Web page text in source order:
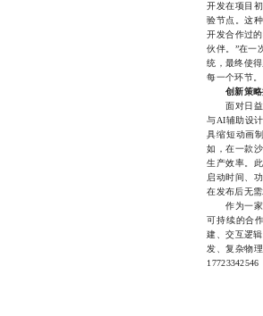
开发在项目
验节点。这
开发合作过
伙伴。”在一
统，最终使
每一个环节。
创新策
面对日益激
与AI辅助设
具缩短动画
如，在一款
生产效率。
启动时间、
在发布后无
作为一家
可持续的合
建、交互逻
发、复杂物
17723342546